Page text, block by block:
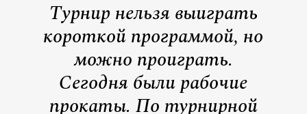
Турнир нельзя выиграть
короткой программой, но
можно проиграть.
Сегодня были рабочие
прокаты. По турнирной